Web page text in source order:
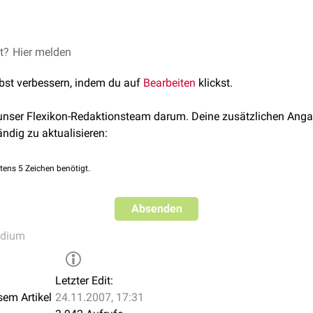
aufzudecken. Es wird keine Aussage darüber
für das Wesentliche zu schärfen.
folgend, gehen folgende Krankheitsbilder in den
Hier melden
verbessern, indem du auf Bearbeiten klickst.
Flexikon-Redaktionsteam darum. Deine zusätzlichen
zu aktualisieren:
5 Zeichen benötigt.
Absenden
Artikel
Letzter Edit:
24.11.2007, 17:31